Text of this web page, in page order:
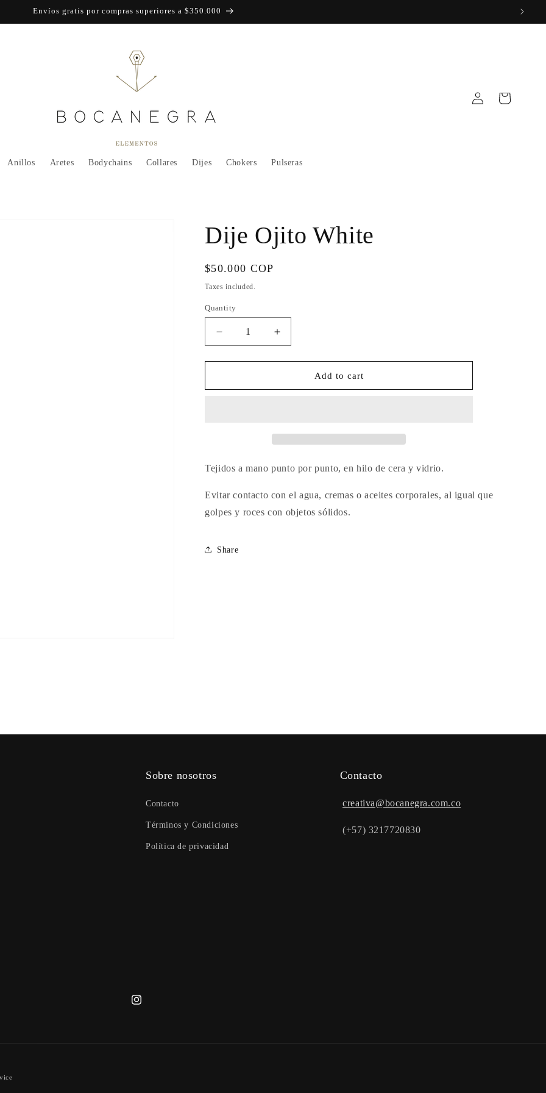
Envíos gratis por compras superiores a $350.000
Anillos Aretes Bodychains Collares Dijes Chokers Pulseras
in
Cart
Dije Ojito White
Regular
price
$50.000 COP
Taxes included.
Quantity
Quantity
Decrease
quantity
for
Ojito
Increase
quantity
for
Ojito
Add to cart
Tejidos a mano punto por punto, en hilo de cera y vidrio.
Evitar contacto con el agua, cremas o aceites corporales, al igual que
golpes y roces con objetos sólidos.
Share
Sobre nosotros
Contacto
Términos y Condiciones
Política de privacidad
Contacto
creativa@bocanegra.com.co
(+57) 3217720830
Instagram